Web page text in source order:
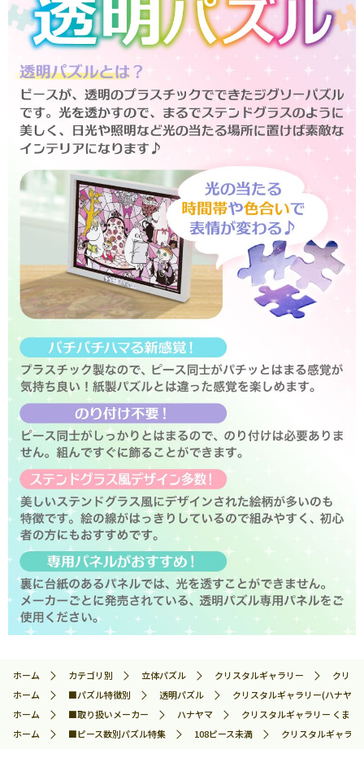
ホーム カテゴリ別 立体パズル クリスタルギャラリー
クリス
ホーム
■パズル特徴別 透明パズル
クリスタルギャラリー(ハナヤマ)
ホーム
■取り扱いメーカー ハナヤマ
クリスタルギャラリー くま
ホーム
■ピース数別パズル特集 108ピース未満 クリスタルギャラ